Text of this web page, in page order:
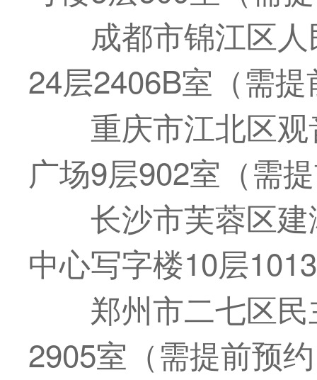
成都市锦江区
24层2406B室（需
重庆市江北区
广场9层902室（需
长沙市芙蓉区
中心写字楼10层
郑州市二七区
2905室（需提前预